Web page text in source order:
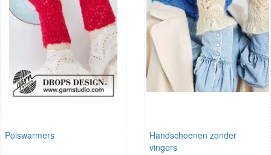
Polswarmers
Handschoenen zonder
vingers